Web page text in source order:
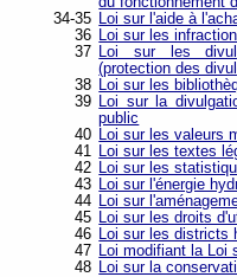
34-35
Loi sur l'aide à
36
Loi sur les
37
Loi sur les
(protection des
38
Loi sur les
39
Loi sur la
public
40
Loi sur les valeurs
41
Loi sur les textes
42
Loi sur les
43
Loi sur l'énergie
44
Loi sur
45
Loi sur les droits
46
Loi sur les districts
47
Loi modifiant la
48
Loi sur la